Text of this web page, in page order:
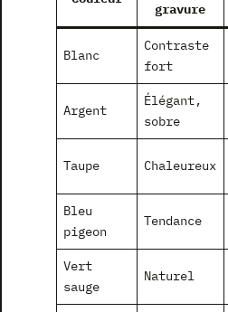
gravure
Blanc
Contraste
fort
Argent
Élégant,
sobre
Taupe Chaleureux
Bleu
pigeon
Tendance
Vert
sauge
Naturel